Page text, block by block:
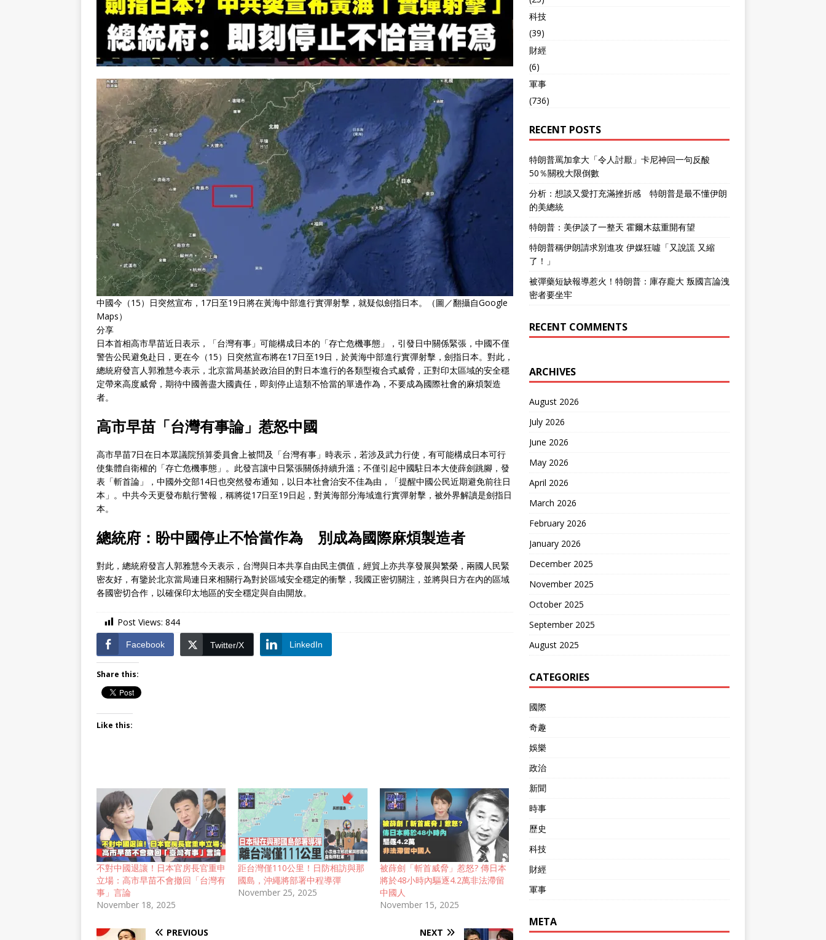
中國今（15）日突然宣布，17日至19日將在黃海中部進行實彈射擊，就疑似劍指日本。（圖／翻攝自Google
Maps）
分享
日本首相高市早苗近日表示，「台灣有事」可能構成日本的「存亡危機事態」，引發日中關係緊張，中國不僅
警告公民避免赴日，更在今（15）日突然宣布將在17日至19日，於黃海中部進行實彈射擊，劍指日本。對此，
總統府發言人郭雅慧今表示，北京當局基於政治目的對日本進行的各類型複合式威脅，正對印太區域的安全穩
定帶來高度威脅，期待中國善盡大國責任，即刻停止這類不恰當的單邊作為，不要成為國際社會的麻煩製造
者。
高市早苗「台灣有事論」惹怒中國
高市早苗7日在日本眾議院預算委員會上被問及「台灣有事」時表示，若涉及武力行使，有可能構成日本可行
使集體自衛權的「存亡危機事態」。此發言讓中日緊張關係持續升溫；不僅引起中國駐日本大使薛劍跳腳，發
表「斬首論」，中國外交部14日也突然發布通知，以日本社會治安不佳為由，「提醒中國公民近期避免前往日
本」。中共今天更發布航行警報，稱將從17日至19日起，對黃海部分海域進行實彈射擊，被外界解讀是劍指日
本。
總統府：盼中國停止不恰當作為 別成為國際麻煩製造者
對此，總統府發言人郭雅慧今天表示，台灣與日本共享自由民主價值，經貿上亦共享發展與繁榮，兩國人民緊
密友好，有鑒於北京當局連日來相關行為對於區域安全穩定的衝擊，我國正密切關注，並將與日方在內的區域
各國密切合作，以確保印太地區的安全穩定與自由開放。
Post Views: 844
Facebook Twitter/X LinkedIn
Share this:
Like this:
不對中國退讓！日本官房長官重申
立場：高市早苗不會撤回「台灣有
事」言論
November 18, 2025
距台灣僅110公里！日防相訪與那
國島，沖繩將部署中程導彈
November 25, 2025
被薛劍「斬首威脅」惹怒? 傳日本
將於48小時內驅逐4.2萬非法滯留
中國人
November 15, 2025
PREVIOUS NEXT
科技
(39)
財經
(6)
軍事
(736)
RECENT POSTS
特朗普罵加拿大「令人討厭」卡尼神回一句反酸
50％關稅大限倒數
分析：想談又愛打充滿挫折感 特朗普是最不懂伊朗
的美總統
特朗普：美伊談了一整天 霍爾木茲重開有望
特朗普稱伊朗請求別進攻 伊媒狂噓「又說謊 又縮
了！」
被彈藥短缺報導惹火！特朗普：庫存龐大 叛國言論洩
密者要坐牢
RECENT COMMENTS
ARCHIVES
August 2026
July 2026
June 2026
May 2026
April 2026
March 2026
February 2026
January 2026
December 2025
November 2025
October 2025
September 2025
August 2025
CATEGORIES
國際
奇趣
娛樂
政治
新聞
時事
歷史
科技
財經
軍事
META